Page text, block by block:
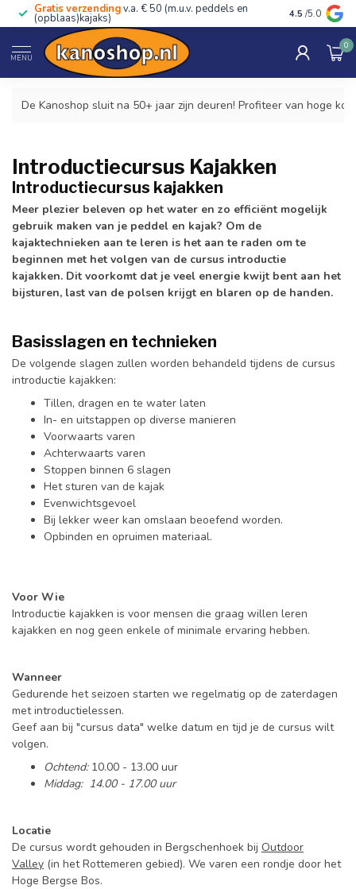
Gratis verzendingv.a. € 50 (m.u.v. peddels en
(opblaas)kajaks) Advies van
4.5 /5.0
MENU
0
Home / Cursussen & Tochten / Introductiecursus kajakken
De Kanoshop sluit na 50+ jaar zijn deuren! Profiteer van hoge
Introductiecursus Kajakken
Introductiecursus kajakken
Meer plezier beleven op het water en zo efficiënt mogelijk
gebruik maken van je peddel en kajak? Om de
kajaktechnieken aan te leren is het aan te raden om te
beginnen met het volgen van de cursus introductie
kajakken. Dit voorkomt dat je veel energie kwijt bent aan het
bijsturen, last van de polsen krijgt en blaren op de handen.
Basisslagen en technieken
De volgende slagen zullen worden behandeld tijdens de cursus
introductie kajakken:
Tillen, dragen en te water laten
In- en uitstappen op diverse manieren
Voorwaarts varen
Achterwaarts varen
Stoppen binnen 6 slagen
Het sturen van de kajak
Evenwichtsgevoel
Bij lekker weer kan omslaan beoefend worden.
Opbinden en opruimen materiaal.
Voor Wie
Introductie kajakken is voor mensen die graag willen leren
kajakken en nog geen enkele of minimale ervaring hebben.
Wanneer
Gedurende het seizoen starten we regelmatig op de zaterdagen
met introductielessen.
Geef aan bij "cursus data" welke datum en tijd je de cursus wilt
volgen.
Ochtend:10.00 - 13.00 uur
Middag: 14.00 - 17.00 uur
Locatie
De cursus wordt gehouden in Bergschenhoek bij Outdoor
Valley (in het Rottemeren gebied). We varen een rondje door het
Hoge Bergse Bos.